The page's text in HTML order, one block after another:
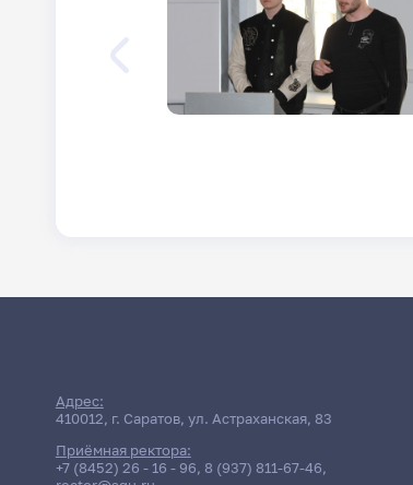
Адрес:
410012, г. Саратов, ул. Астраханская, 83
Приёмная ректора:
+7 (8452) 26 - 16 - 96, 8 (937) 811-67-46,